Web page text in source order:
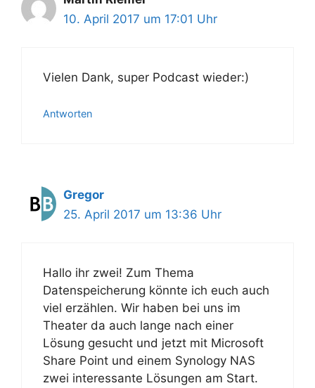
10. April 2017 um 17:01 Uhr
Vielen Dank, super Podcast wieder:)
Antworten
Gregor
25. April 2017 um 13:36 Uhr
Hallo ihr zwei! Zum Thema
Datenspeicherung könnte ich euch auch
viel erzählen. Wir haben bei uns im
Theater da auch lange nach einer
Lösung gesucht und jetzt mit Microsoft
Share Point und einem Synology NAS
zwei interessante Lösungen am Start.